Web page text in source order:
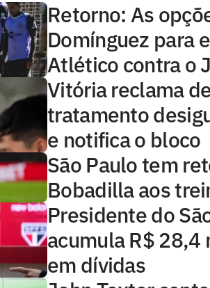
Retorno: As
Domínguez para
Atlético contra o
Vitória reclama
tratamento
e notifica o bloco
São Paulo tem
Bobadilla aos
Presidente do
acumula R$ 28,4
em dívidas